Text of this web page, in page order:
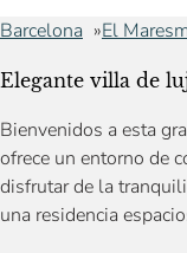
Barcelona El
Elegante villa de
Bienvenidos a esta
ofrece un entorno de
disfrutar de la
una residencia